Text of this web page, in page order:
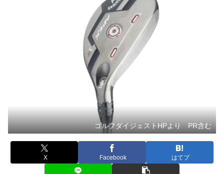
ゴルフダイジェストHPより PR含む
X Facebook はてブ